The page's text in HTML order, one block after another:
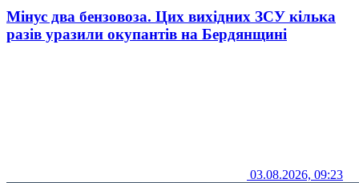
Мінус два бензовоза. Цих вихідних ЗСУ кілька
разів уразили окупантів на Бердянщині
03.08.2026, 09:23